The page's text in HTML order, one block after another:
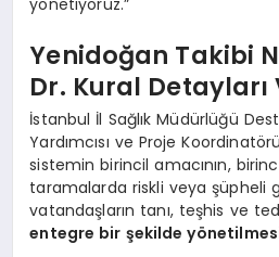
Yenidoğan Takibi
Dr. Kural Detayları
İstanbul İl Sağlık Müdürlüğü
Yardımcısı ve Proje
sistemin birincil amacının,
taramalarda riskli veya şüpheli
vatandaşların tanı, teşhis ve
entegre bir şekilde